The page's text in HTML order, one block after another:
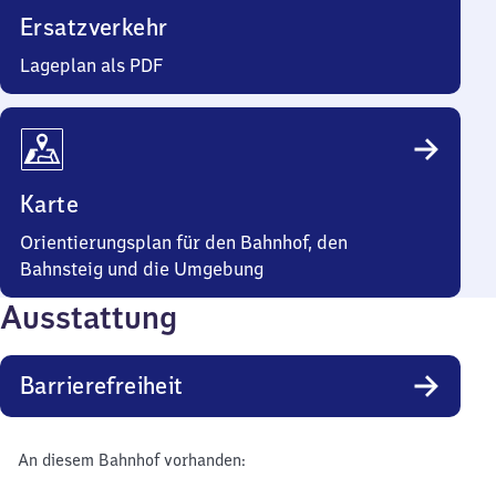
Ersatzverkehr
Lageplan als PDF
Karte
Orientierungsplan für den Bahnhof, den
Bahnsteig und die Umgebung
Ausstattung
Barrierefreiheit
An diesem Bahnhof vorhanden: